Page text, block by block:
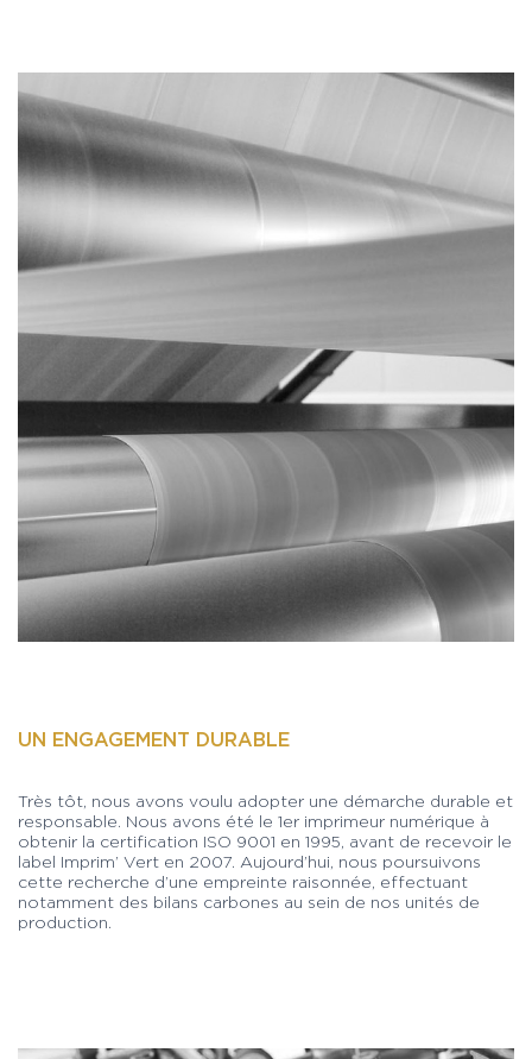
UN ENGAGEMENT DURABLE
Très tôt, nous avons voulu adopter une démarche durable et
responsable. Nous avons été le 1er imprimeur numérique à
obtenir la certification ISO 9001 en 1995, avant de recevoir le
label Imprim’ Vert en 2007. Aujourd’hui, nous poursuivons
cette recherche d’une empreinte raisonnée, effectuant
notamment des bilans carbones au sein de nos unités de
production.